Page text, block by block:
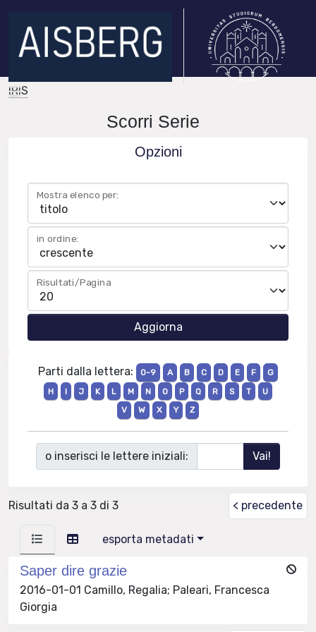
IRIS
Scorri Serie
Opzioni
Mostra elenco per:
in ordine:
Risultati/Pagina
Parti dalla lettera: 0-9 A B C D E F
G
H
I J K L M N O P Q R S T
U
V
W X Y Z
o inserisci le lettere iniziali:
Risultati da 3 a 3 di 3 < precedente
esporta metadati
Saper dire grazie
2016-01-01 Camillo, Regalia; Paleari, Francesca
Giorgia